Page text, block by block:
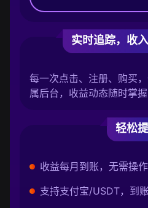
实时追踪，收
每一次点击、注册、购买
属后台，收益动态随时掌
轻松
收益每月到账，无需操
支持支付宝/USDT，到